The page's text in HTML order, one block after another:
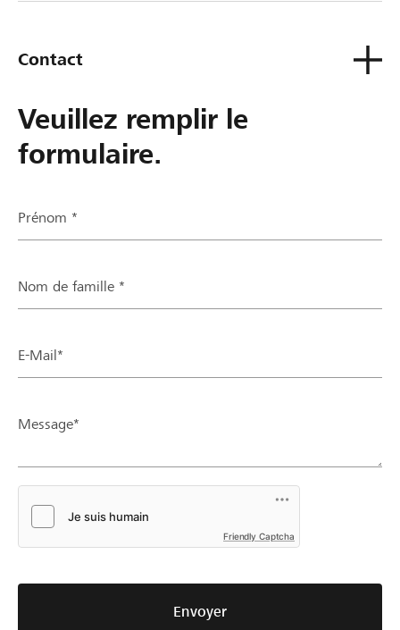
Contact
Veuillez remplir le
formulaire.
Prénom *
Nom de famille *
E-Mail*
Message*
Friendly Captcha
Envoyer